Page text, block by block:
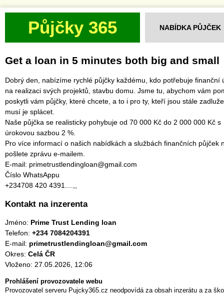
Půjčky 365 NABÍDKA PŮJČEK
Get a loan in 5 minutes both big and small
Dobrý den, nabízíme rychlé půjčky každému, kdo potřebuje finanční
na realizaci svých projektů, stavbu domu. Jsme tu, abychom vám
poskytli vám půjčky, které chcete, a to i pro ty, kteří jsou stále
musí je splácet.
‎Naše půjčka se realisticky pohybuje od 70 000 Kč do 2 000 000 Kč s
úrokovou sazbou 2 %.
‎Pro více informací o našich nabídkách a službách finančních půjček
pošlete zprávu e-mailem.
‎E-mail: primetrustlendingloan@gmail.com
‎Číslo WhatsAppu
‎+234708 420 4391....,,
Kontakt na inzerenta
Jméno: Prime Trust Lending loan
Telefon: +234 7084204391
E-mail: primetrustlendingloan@gmail.com
Okres: Celá ČR
Vloženo: 27.05.2026, 12:06
Prohlášení provozovatele webu
Provozovatel serveru Pujcky365.cz neodpovídá za obsah inzerátu a za